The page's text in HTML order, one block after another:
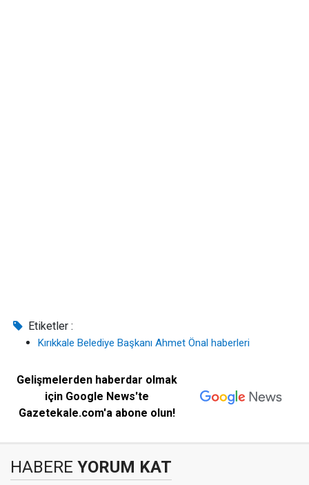
Etiketler :
Kırıkkale Belediye Başkanı Ahmet Önal haberleri
Gelişmelerden haberdar olmak
için Google News'te
Gazetekale.com'a abone olun!
HABERE YORUM KAT